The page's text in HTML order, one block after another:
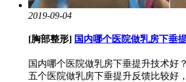
2019-09-04
[胸部整形] 国内哪个医院做乳房下垂
国内哪个医院做乳房下垂提升技术好
五个医院做乳房下垂提升反馈比较好